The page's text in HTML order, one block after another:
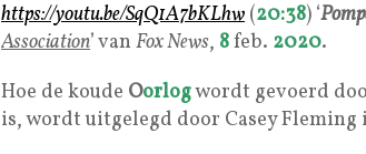
https://youtu.be/SqQ1A7bKLhw (20:38) ‘
Association’ van Fox News, 8feb. 2020.
Hoe de koude Oorlogwordt gevoerd
is, wordt uitgelegd door Casey Fleming